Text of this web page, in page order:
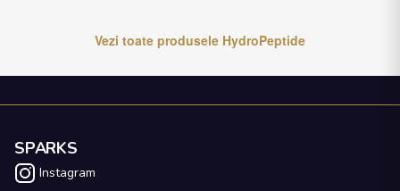
Vezi toate produsele HydroPeptide
SPARKS
Instagram